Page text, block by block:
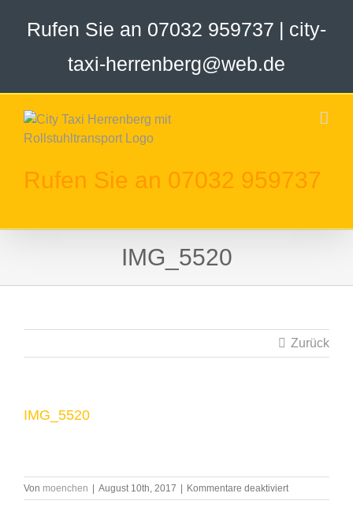
InhaltRufen Sie an 07032 959737 | city-
taxi-herrenberg@web.de
Rufen Sie an 07032 959737
IMG_5520
Zurück
IMG_5520
Von moenchen August 10th, 2017 Kommentare deaktiviertfür
IMG_5520